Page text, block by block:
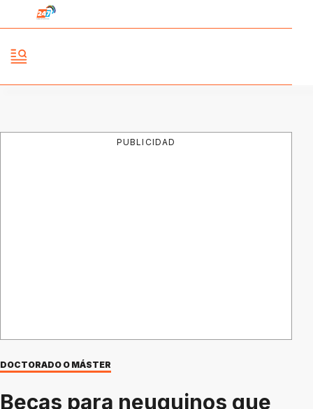
PUBLICIDAD
DOCTORADO O MÁSTER
Becas para neuquinos que